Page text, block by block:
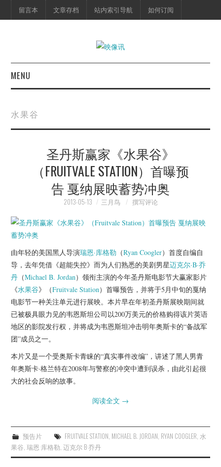
留言本 文章存档 站内索引导航 如何订阅
MENU
映像快讯
海报剧照
杂七杂八
美剧英剧
电影档期
推荐电影
水果谷
圣丹斯赢家《水果谷》
（FRUITVALE STATION）首曝预
告 戛纳展映蓄势冲奥
2013-05-13 三月鸟 撰写评论
由年轻的美国黑人导演瑞恩·库格勒 （Ryan Coogler）首度自编自
导，去年凭借《超能失控》而为人们熟悉的美剧男星迈克尔·B·乔
丹 （Michael B. Jordan）领衔主演的今年圣丹斯电影节大赢家影片
《水果谷》（Fruitvale Station）首曝预告，并将于5月中旬的戛纳
电影节一种关注单元进行展映。本片早在年初圣丹斯展映期间就
已被极具眼力见的韦恩斯坦公司以200万美元的价格购得该片英语
地区的影院发行权，并将成为韦恩斯坦冲击明年奥斯卡的“备战军
团”成员之一。
本片又是一个受奥斯卡青睐的“真实事件改编”，讲述了黑人男青
年奥斯卡·格兰特在2008年与警察的冲突中遭到误杀，由此引起很
大的社会反响的故事。
阅读全文 →
预告片 FRUITVALE STATION, MICHAEL B. JORDAN, RYAN COOGLER, 水
果谷,瑞恩·库格勒,迈克尔·B·乔丹